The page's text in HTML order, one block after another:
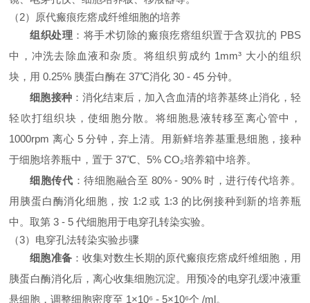
（2）原代瘢痕疙瘩成纤维细胞的培养
组织处理 ：将手术切除的瘢痕疙瘩组织置于含双抗的 PBS
中，冲洗去除血液和杂质。将组织剪成约 1mm³ 大小的组织
块，用 0.25% 胰蛋白酶在 37℃消化 30 - 45 分钟。
细胞接种：消化结束后，加入含血清的培养基终止消化，轻
轻吹打组织块，使细胞分散。将细胞悬液转移至离心管中，
1000rpm 离心 5 分钟，弃上清。用新鲜培养基重悬细胞，接种
于细胞培养瓶中，置于 37℃、5% CO₂培养箱中培养。
细胞传代 ：待细胞融合至 80% - 90% 时，进行传代培养。
用胰蛋白酶消化细胞，按 1:2 或 1:3 的比例接种到新的培养瓶
中。取第 3 - 5 代细胞用于电穿孔转染实验。
（3）电穿孔法转染实验步骤
细胞准备：收集对数生长期的原代瘢痕疙瘩成纤维细胞，用
胰蛋白酶消化后，离心收集细胞沉淀。用预冷的电穿孔缓冲液重
悬细胞，调整细胞密度至 1×10⁶ - 5×10⁶个 /ml。